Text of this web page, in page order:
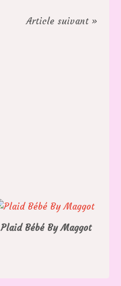
Article suivant »
Plaid Bébé By Maggot